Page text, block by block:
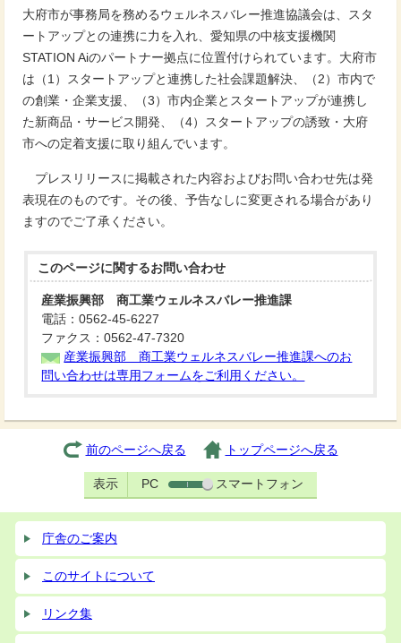
大府市が事務局を務めるウェルネスバレー推進協議会は、スタ
ートアップとの連携に力を入れ、愛知県の中核支援機関
STATION Aiのパートナー拠点に位置付けられています。大府市
は（1）スタートアップと連携した社会課題解決、（2）市内で
の創業・企業支援、（3）市内企業とスタートアップが連携し
た新商品・サービス開発、（4）スタートアップの誘致・大府
市への定着支援に取り組んでいます。
プレスリリースに掲載された内容およびお問い合わせ先は発
表現在のものです。その後、予告なしに変更される場合があり
ますのでご了承ください。
このページに関するお問い合わせ
産業振興部 商工業ウェルネスバレー推進課
電話：0562-45-6227
ファクス：0562-47-7320
産業振興部 商工業ウェルネスバレー推進課へのお
問い合わせは専用フォームをご利用ください。
前のページへ戻る トップページへ戻る
表示 PC スマートフォン
庁舎のご案内
このサイトについて
リンク集